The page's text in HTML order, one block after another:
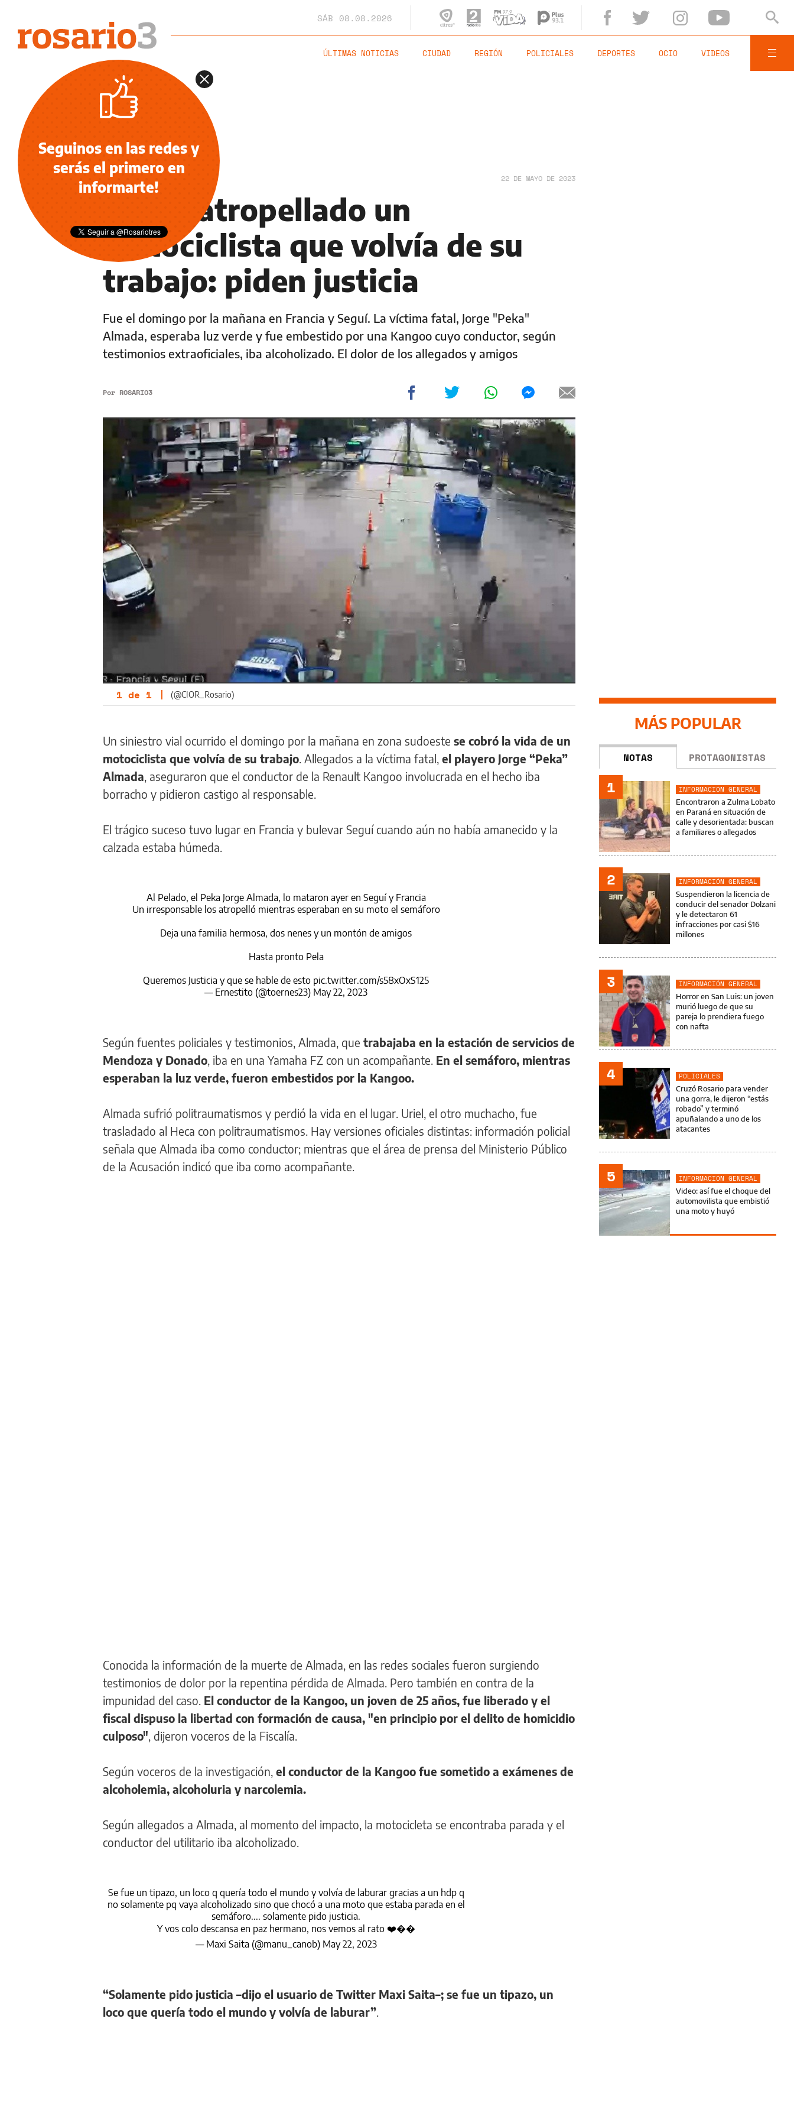
SÁB 08.08.2026
ÚLTIMAS NOTICIAS CIUDAD REGIÓN POLICIALES DEPORTES OCIO VIDEOS
INFORMACIÓN GENERAL 22 DE MAYO DE 2023
Murió atropellado un
motociclista que volvía de su
trabajo: piden justicia
Fue el domingo por la mañana en Francia y Seguí. La víctima fatal, Jorge "Peka"
Almada, esperaba luz verde y fue embestido por una Kangoo cuyo conductor, según
testimonios extraoficiales, iba alcoholizado. El dolor de los allegados y amigos
Por ROSARIO3
1 de 1 | (@CIOR_Rosario)
Un siniestro vial ocurrido el domingo por la mañana en zona sudoeste se cobró la vida de un
motociclista que volvía de su trabajo . Allegados a la víctima fatal, el playero Jorge “Peka”
Almada , aseguraron que el conductor de la Renault Kangoo involucrada en el hecho iba
borracho y pidieron castigo al responsable.
El trágico suceso tuvo lugar en Francia y bulevar Seguí cuando aún no había amanecido y la
calzada estaba húmeda.
Al Pelado, el Peka Jorge Almada, lo mataron ayer en Seguí y Francia
Un irresponsable los atropelló mientras esperaban en su moto el semáforo
Deja una familia hermosa, dos nenes y un montón de amigos
Hasta pronto Pela
Queremos Justicia y que se hable de esto pic.twitter.com/s58xOxS125
— Ernestito (@toernes23) May 22, 2023
Según fuentes policiales y testimonios, Almada, que trabajaba en la estación de servicios de
Mendoza y Donado , iba en una Yamaha FZ con un acompañante. En el semáforo, mientras
esperaban la luz verde, fueron embestidos por la Kangoo.
Almada sufrió politraumatismos y perdió la vida en el lugar. Uriel, el otro muchacho, fue
trasladado al Heca con politraumatismos. Hay versiones oficiales distintas: información policial
señala que Almada iba como conductor; mientras que el área de prensa del Ministerio Público
de la Acusación indicó que iba como acompañante.
Conocida la información de la muerte de Almada, en las redes sociales fueron surgiendo
testimonios de dolor por la repentina pérdida de Almada. Pero también en contra de la
impunidad del caso. El conductor de la Kangoo, un joven de 25 años, fue liberado y el
fiscal dispuso la libertad con formación de causa, "en principio por el delito de homicidio
culposo" , dijeron voceros de la Fiscalía.
Según voceros de la investigación, el conductor de la Kangoo fue sometido a exámenes de
alcoholemia, alcoholuria y narcolemia.
Según allegados a Almada, al momento del impacto, la motocicleta se encontraba parada y el
conductor del utilitario iba alcoholizado.
Se fue un tipazo, un loco q quería todo el mundo y volvía de laburar gracias a un hdp q
no solamente pq vaya alcoholizado sino que chocó a una moto que estaba parada en el
semáforo.... solamente pido justicia.
Y vos colo descansa en paz hermano, nos vemos al rato ❤️��
— Maxi Saita (@manu_canob) May 22, 2023
“Solamente pido justicia –dijo el usuario de Twitter Maxi Saita–; se fue un tipazo, un
loco que quería todo el mundo y volvía de laburar”
MÁS POPULAR
NOTAS PROTAGONISTAS
1
INFORMACIÓN GENERAL
Encontraron a Zulma Lobato
en Paraná en situación de
calle y desorientada: buscan
a familiares o allegados
2
INFORMACIÓN GENERAL
Suspendieron la licencia de
conducir del senador Dolzani
y le detectaron 61
infracciones por casi $16
millones
3
INFORMACIÓN GENERAL
Horror en San Luis: un joven
murió luego de que su
pareja lo prendiera fuego
con nafta
4
POLICIALES
Cruzó Rosario para vender
una gorra, le dijeron “estás
robado” y terminó
apuñalando a uno de los
atacantes
5
INFORMACIÓN GENERAL
Video: así fue el choque del
automovilista que embistió
una moto y huyó
Seguinos en las redes y
serás el primero en
informarte!